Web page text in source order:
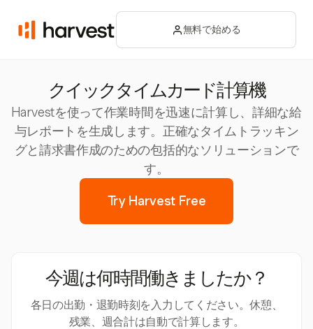
無料で始める
クイックタイムカード計算機
Harvestを使って作業時間を迅速に計算し、詳細な給
与レポートを生成します。正確なタイムトラッキン
グと請求書作成のための包括的なソリューションで
す。
Try Harvest Free
今週は何時間働きましたか？
各日の出勤・退勤時刻を入力してください。休憩、
残業、週合計は自動で計算します。